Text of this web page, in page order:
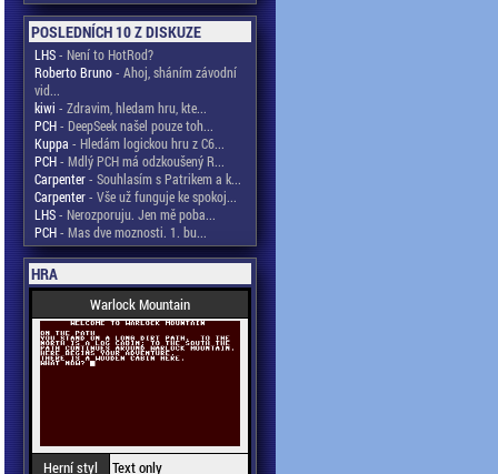
POSLEDNÍCH 10 Z DISKUZE
LHS- Není to HotRod?
Roberto Bruno- Ahoj, sháním závodní
vid...
kiwi - Zdravim, hledam hru, kte...
PCH- DeepSeek našel pouze toh...
Kuppa - Hledám logickou hru z C6...
PCH- Mdlý PCH má odzkoušený R...
Carpenter- Souhlasím s Patrikem a k...
Carpenter- Vše už funguje ke spokoj...
LHS- Nerozporuju. Jen mě poba...
PCH- Mas dve moznosti. 1. bu...
HRA
Warlock Mountain
Herní styl
Text only